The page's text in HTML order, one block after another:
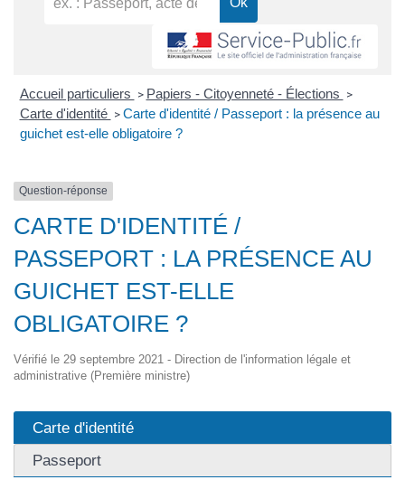
Accueil particuliers > Papiers - Citoyenneté - Élections >
Carte d'identité > Carte d'identité / Passeport : la présence au
guichet est-elle obligatoire ?
Question-réponse
CARTE D'IDENTITÉ /
PASSEPORT : LA PRÉSENCE AU
GUICHET EST-ELLE
OBLIGATOIRE ?
Vérifié le 29 septembre 2021 - Direction de l'information légale et
administrative (Première ministre)
Carte d'identité
Passeport